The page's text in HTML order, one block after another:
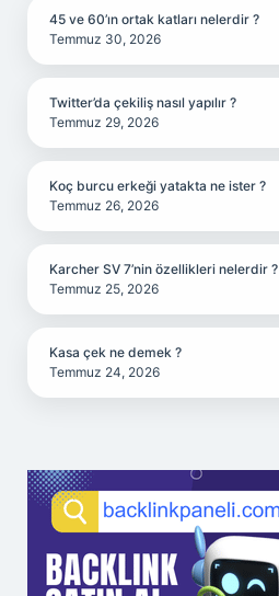
45 ve 60’ın ortak katları nelerdir ?
Temmuz 30, 2026
Twitter’da çekiliş nasıl yapılır ?
Temmuz 29, 2026
Koç burcu erkeği yatakta ne ister ?
Temmuz 26, 2026
Karcher SV 7’nin özellikleri nelerdir ?
Temmuz 25, 2026
Kasa çek ne demek ?
Temmuz 24, 2026